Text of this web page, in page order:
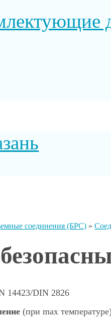
соединения (БРС) »
14423/DIN 2826
(при max